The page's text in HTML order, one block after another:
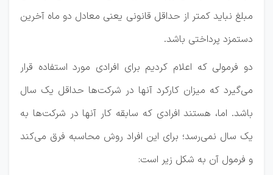
مبلغ نباید کمتر از حداقل قانونی یعنی معادل دو ماه آخرین
دستمزد پرداختی باشد.
دو فرمولی که اعلام کردیم برای افرادی مورد استفاده قرار
می‌گیرد که میزان کارکرد آنها در شرکت‌ها حداقل یک سال
باشد. اما، هستند افرادی که سابقه کار آنها در شرکت‌ها به
یک سال نمی‌رسد؛ برای این افراد روش محاسبه فرق می‌کند
و فرمول آن به شکل زیر است: